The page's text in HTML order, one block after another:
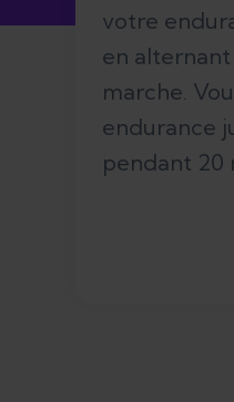
votre
en
marche.
endurance
pendant 20